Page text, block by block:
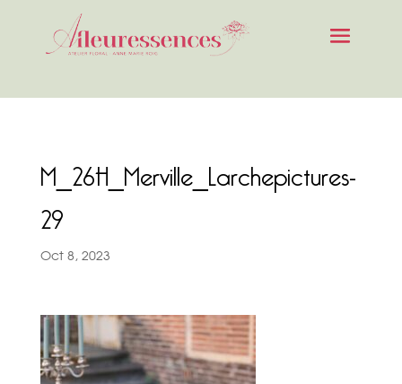
M_26H_Merville_Larchepictures-
29
Oct 8, 2023